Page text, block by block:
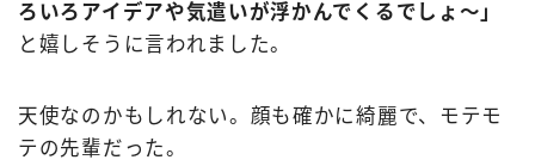
ろいろアイデアや気遣いが浮かんでくるでしょ〜」
と嬉しそうに言われました。
天使なのかもしれない。顔も確かに綺麗で、モテモ
テの先輩だった。